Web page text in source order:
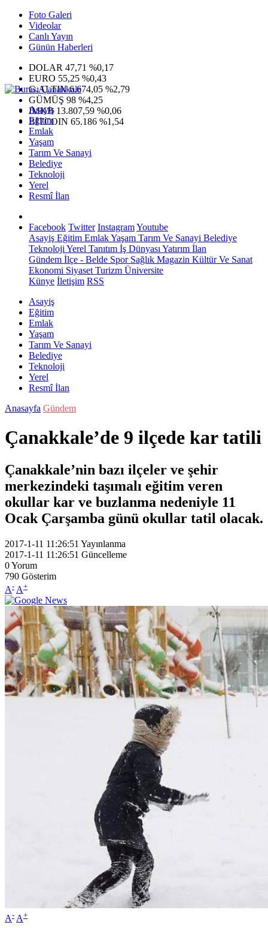
Foto Galeri
Videolar
Canlı Yayın
Günün Haberleri
DOLAR 47,71 %0,17
EURO 55,25 %0,43
G.ALTIN6.674,05 %2,79
GÜMÜŞ 98 %4,25
IMKB 13.807,59 %0,06
BITCOIN 65.186 %1,54
Asayiş
Eğitim
Emlak
Yaşam
Tarım Ve Sanayi
Belediye
Teknoloji
Yerel
Resmî İlan
Facebook Twitter InstagramYoutube
Asayiş Eğitim EmlakYaşam Tarım Ve Sanayi Belediye
Teknoloji Yerel Tanıtım İş Dünyası Yatırım İlan
Gündem İlçe - Belde SporSağlık Magazin Kültür Ve Sanat
Ekonomi Siyaset Turizm Üniversite
Künye İletişim RSS
Asayiş
Eğitim
Emlak
Yaşam
Tarım Ve Sanayi
Belediye
Teknoloji
Yerel
Resmî İlan
Anasayfa Gündem
Çanakkale’de 9 ilçede kar tatili
Çanakkale’nin bazı ilçeler ve şehir
merkezindeki taşımalı eğitim veren
okullar kar ve buzlanma nedeniyle 11
Ocak Çarşamba günü okullar tatil olacak.
2017-1-11 11:26:51 Yayınlanma
2017-1-11 11:26:51 Güncelleme
0Yorum
790 Gösterim
A- A+
A- A+